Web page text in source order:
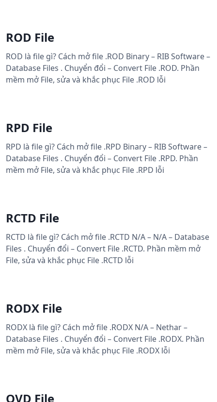
ROD File
ROD là file gì? Cách mở file .ROD Binary – RIB Software –
Database Files . Chuyển đổi – Convert File .ROD. Phần
mềm mở File, sửa và khắc phục File .ROD lỗi
RPD File
RPD là file gì? Cách mở file .RPD Binary – RIB Software –
Database Files . Chuyển đổi – Convert File .RPD. Phần
mềm mở File, sửa và khắc phục File .RPD lỗi
RCTD File
RCTD là file gì? Cách mở file .RCTD N/A – N/A – Database
Files . Chuyển đổi – Convert File .RCTD. Phần mềm mở
File, sửa và khắc phục File .RCTD lỗi
RODX File
RODX là file gì? Cách mở file .RODX N/A – Nethar –
Database Files . Chuyển đổi – Convert File .RODX. Phần
mềm mở File, sửa và khắc phục File .RODX lỗi
QVD File